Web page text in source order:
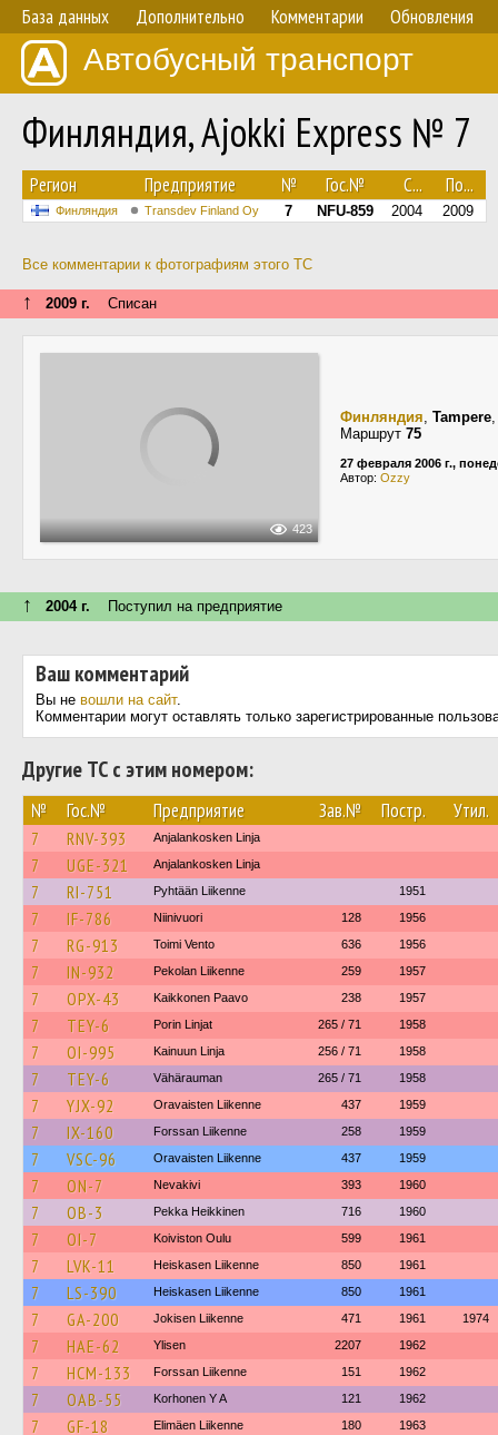
База данных Дополнительно Комментарии Обновления
Автобусный транспорт
Финляндия, Ajokki Express № 7
Регион Предприятие № Гос.№ С... По...
Финляндия Transdev Finland Oy 7 NFU-859 2004 2009
Все комментарии к фотографиям этого ТС
↑ 2009 г. Списан
423
Финляндия, Tampere
Маршрут 75
27 февраля 2006 г.,
Автор: Ozzy
↑ 2004 г. Поступил на предприятие
Ваш комментарий
Вы не вошли на сайт.
Комментарии могут оставлять только зарегистрированные
Другие ТС с этим номером:
№ Гос.№ Предприятие Зав.№ Постр. Утил.
7 RNV-393 Anjalankosken Linja
7 UGE-321 Anjalankosken Linja
7 RI-751 Pyhtään Liikenne 1951
7 IF-786 Niinivuori 128 1956
7 RG-913 Toimi Vento 636 1956
7 IN-932 Pekolan Liikenne 259 1957
7 OPX-43 Kaikkonen Paavo 238 1957
7 TEY-6 Porin Linjat 265 / 71 1958
7 OI-995 Kainuun Linja 256 / 71 1958
7 TEY-6 Vähärauman 265 / 71 1958
7 YJX-92 Oravaisten Liikenne 437 1959
7 IX-160 Forssan Liikenne 258 1959
7 VSC-96 Oravaisten Liikenne 437 1959
7 ON-7 Nevakivi 393 1960
7 OB-3 Pekka Heikkinen 716 1960
7 OI-7 Koiviston Oulu 599 1961
7 LVK-11 Heiskasen Liikenne 850 1961
7 LS-390 Heiskasen Liikenne 850 1961
7 GA-200 Jokisen Liikenne 471 1961 1974
7 HAE-62 Ylisen 2207 1962
7 HCM-133 Forssan Liikenne 151 1962
7 OAB-55 Korhonen Y A 121 1962
7 GF-18 Elimäen Liikenne 180 1963